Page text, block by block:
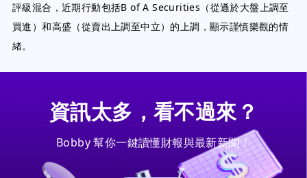
評級混合，近期行動包括B of A Securities（從遜於大盤上調至
買進）和高盛（從賣出上調至中立）的上調，顯示謹慎樂觀的情
緒。
資訊太多，看不過來？
Bobby 幫你一鍵讀懂財報與最新新聞！